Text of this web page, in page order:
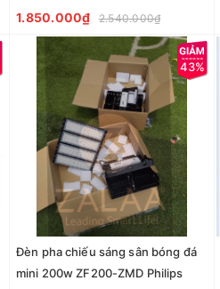
1.850.000₫ 2.540.000₫
43%
Đèn pha chiếu sáng sân bóng đá
mini 200w ZF200-ZMD Philips